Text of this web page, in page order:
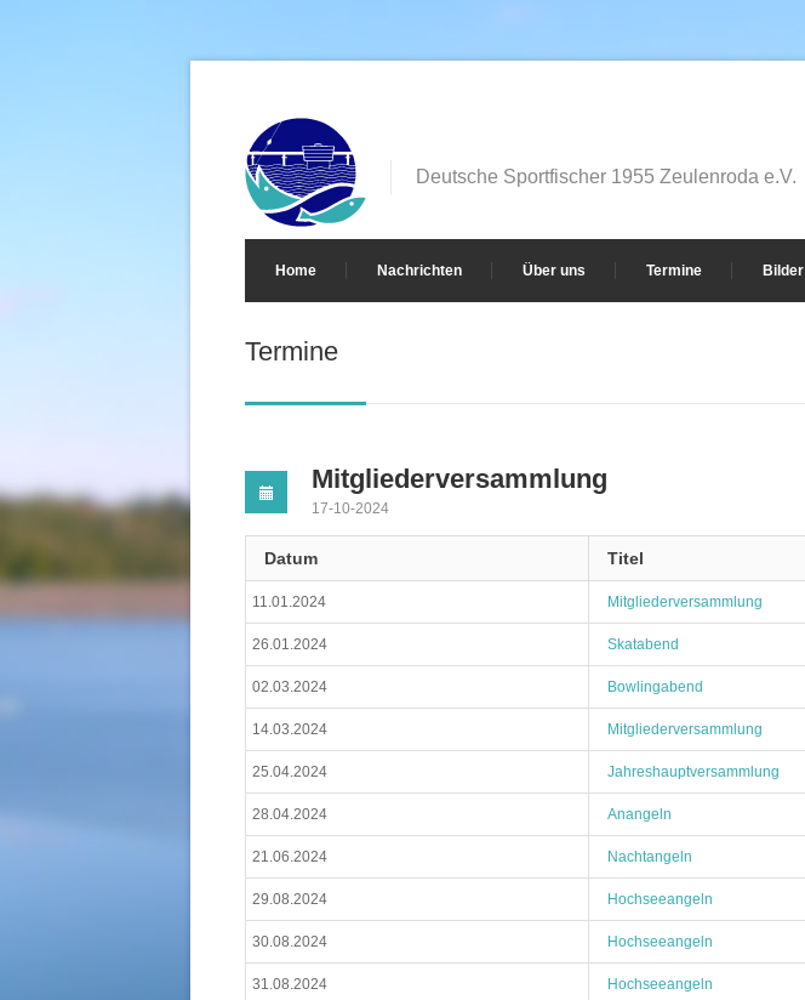
Deutsche Sportfischer 1955 Zeulenroda e.V.
Home Nachrichten Über uns Termine Bilder
Termine
Mitgliederversammlung
17-10-2024
Datum Titel
11.01.2024 Mitgliederversammlung
26.01.2024 Skatabend
02.03.2024 Bowlingabend
14.03.2024 Mitgliederversammlung
25.04.2024 Jahreshauptversammlung
28.04.2024 Anangeln
21.06.2024 Nachtangeln
29.08.2024 Hochseeangeln
30.08.2024 Hochseeangeln
31.08.2024 Hochseeangeln